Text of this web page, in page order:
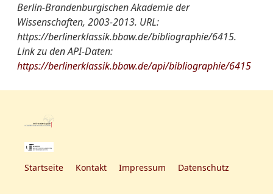
Berlin-Brandenburgischen Akademie der
Wissenschaften, 2003-2013. URL:
https://berlinerklassik.bbaw.de/bibliographie/6415.
Link zu den API-Daten:
https://berlinerklassik.bbaw.de/api/bibliographie/6415
Startseite Kontakt Impressum Datenschutz